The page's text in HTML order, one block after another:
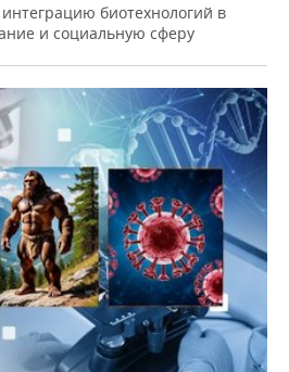
биотехнологий в
и социальную сферу